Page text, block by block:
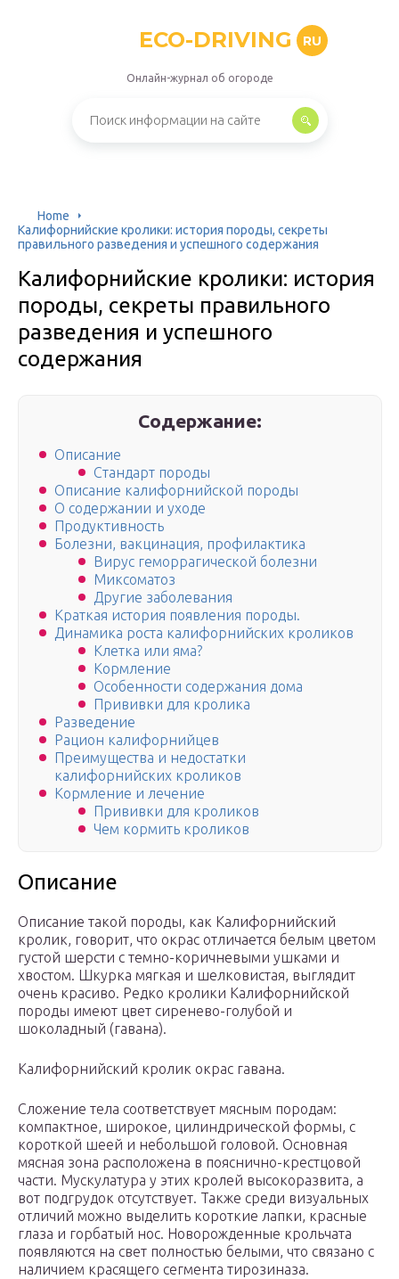
ECO-DRIVING RU
Онлайн-журнал об огороде
Home
Калифорнийские кролики: история породы, секреты
правильного разведения и успешного содержания
Калифорнийские кролики: история
породы, секреты правильного
разведения и успешного
содержания
Содержание:
Описание
Стандарт породы
Описание калифорнийской породы
О содержании и уходе
Продуктивность
Болезни, вакцинация, профилактика
Вирус геморрагической болезни
Миксоматоз
Другие заболевания
Краткая история появления породы.
Динамика роста калифорнийских кроликов
Клетка или яма?
Кормление
Особенности содержания дома
Прививки для кролика
Разведение
Рацион калифорнийцев
Преимущества и недостатки
калифорнийских кроликов
Кормление и лечение
Прививки для кроликов
Чем кормить кроликов
Описание
Описание такой породы, как Калифорнийский
кролик, говорит, что окрас отличается белым цветом
густой шерсти с темно-коричневыми ушками и
хвостом. Шкурка мягкая и шелковистая, выглядит
очень красиво. Редко кролики Калифорнийской
породы имеют цвет сиренево-голубой и
шоколадный (гавана).
Калифорнийский кролик окрас гавана.
Сложение тела соответствует мясным породам:
компактное, широкое, цилиндрической формы, с
короткой шеей и небольшой головой. Основная
мясная зона расположена в пояснично-крестцовой
части. Мускулатура у этих кролей высокоразвита, а
вот подгрудок отсутствует. Также среди визуальных
отличий можно выделить короткие лапки, красные
глаза и горбатый нос. Новорожденные крольчата
появляются на свет полностью белыми, что связано с
наличием красящего сегмента тирозиназа.